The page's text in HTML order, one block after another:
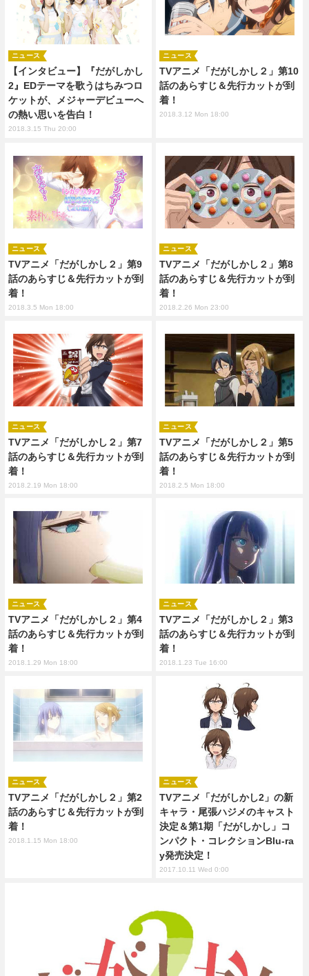
【インタビュー】『だがしかし
2』EDテーマを歌うはちみつロ
ケットが、メジャーデビューへ
の熱い思いを告白！
ニュース
2018.3.15 Thu 20:00
TVアニメ「だがしかし２」第10
話のあらすじ＆先行カットが到
着！
ニュース
2018.3.12 Mon 18:00
TVアニメ「だがしかし２」第9
話のあらすじ＆先行カットが到
着！
ニュース
2018.3.5 Mon 18:00
TVアニメ「だがしかし２」第8
話のあらすじ＆先行カットが到
着！
ニュース
2018.2.26 Mon 23:00
TVアニメ「だがしかし２」第7
話のあらすじ＆先行カットが到
着！
ニュース
2018.2.19 Mon 18:00
TVアニメ「だがしかし２」第5
話のあらすじ＆先行カットが到
着！
ニュース
2018.2.5 Mon 18:00
TVアニメ「だがしかし２」第4
話のあらすじ＆先行カットが到
着！
ニュース
2018.1.29 Mon 18:00
TVアニメ「だがしかし２」第3
話のあらすじ＆先行カットが到
着！
ニュース
2018.1.23 Tue 16:00
TVアニメ「だがしかし２」第2
話のあらすじ＆先行カットが到
着！
ニュース
2018.1.15 Mon 18:00
TVアニメ「だがしかし2」の新
キャラ・尾張ハジメのキャスト
決定＆第1期「だがしかし」コ
ンパクト・コレクションBlu-ra
y発売決定！
ニュース
2017.10.11 Wed 0:00